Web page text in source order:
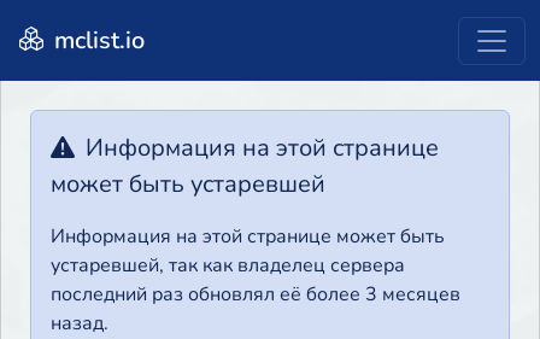
mclist.io
Информация на этой странице
может быть устаревшей
Информация на этой странице может быть
устаревшей, так как владелец сервера
последний раз обновлял её более 3 месяцев
назад.